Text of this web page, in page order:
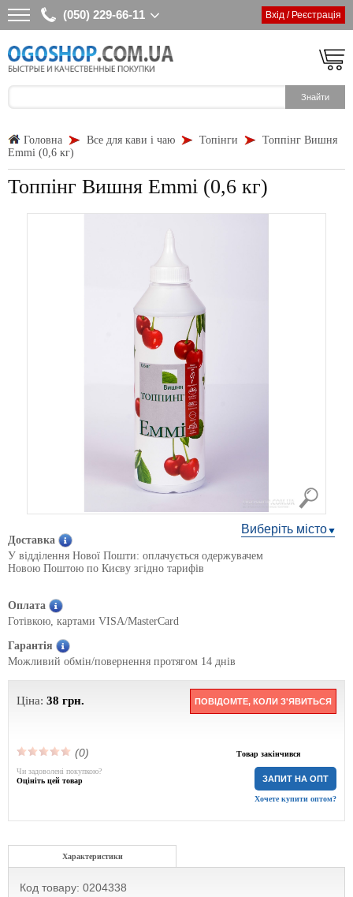
(050) 229-66-11 Вхід / Реєстрація
Головна Все для кави і чаю Топінги
Топпінг Вишня
Emmi (0,6 кг)
Топпінг Вишня Emmi (0,6 кг)
Виберіть місто
Доставка
У відділення Нової Пошти: оплачується одержувачем
Новою Поштою по Києву згідно тарифів
Оплата
Готівкою, картами VISA/MasterCard
Гарантія
Можливий обмін/повернення протягом 14 днів
Ціна: 38 грн. ПОВІДОМТЕ, КОЛИ З'ЯВИТЬСЯ
(0) Товар закінчився
ЗАПИТ НА ОПТ
Хочете купити оптом?
Чи задоволені покупкою?
Оцініть цей товар
Характеристики
Код товару: 0204338